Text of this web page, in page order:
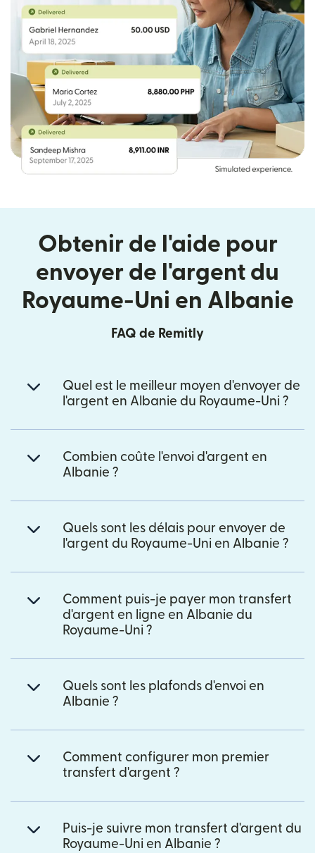
Obtenir de l'aide pour
envoyer de l'argent du
Royaume-Uni en Albanie
FAQ de Remitly
Quel est le meilleur moyen d'envoyer de
l'argent en Albanie du Royaume-Uni ?
Combien coûte l'envoi d'argent en
Albanie ?
Quels sont les délais pour envoyer de
l'argent du Royaume-Uni en Albanie ?
Comment puis-je payer mon transfert
d'argent en ligne en Albanie du
Royaume-Uni ?
Quels sont les plafonds d'envoi en
Albanie ?
Comment configurer mon premier
transfert d'argent ?
Puis-je suivre mon transfert d'argent du
Royaume-Uni en Albanie ?